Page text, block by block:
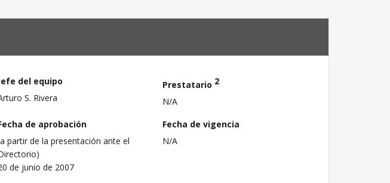
del equipo
S. Rivera
Prestatario 2
N/A
de aprobación
partir de la presentación ante el
de junio de 2007
Fecha de vigencia
N/A